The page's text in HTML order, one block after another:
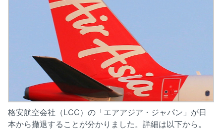
格安航空会社（LCC）の「エアアジア・ジャパン」が日
本から撤退することが分かりました。詳細は以下から。